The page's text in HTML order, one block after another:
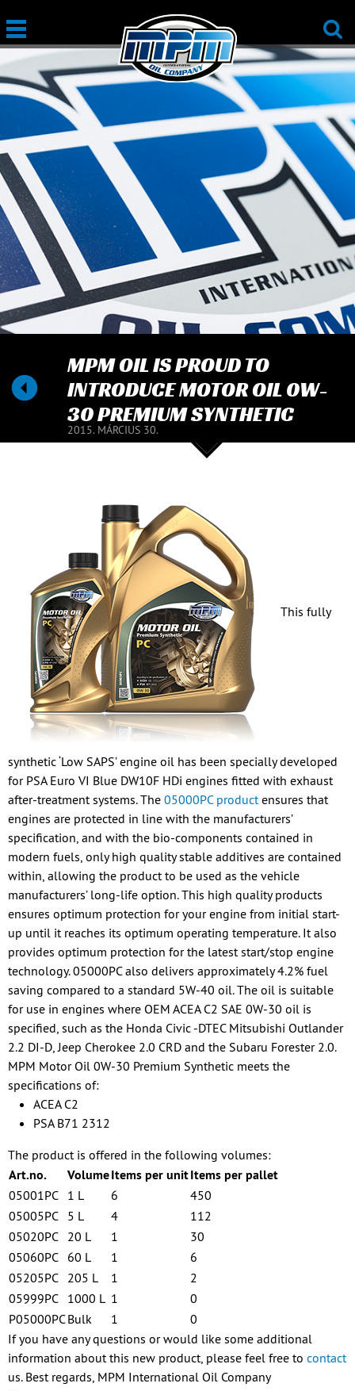
MPM OIL IS PROUD TO
INTRODUCE MOTOR OIL 0W-
30 PREMIUM SYNTHETIC
2015. MÁRCIUS 30.
This fully
synthetic ‘Low SAPS’ engine oil has been specially developed
for PSA Euro VI Blue DW10F HDi engines fitted with exhaust
after-treatment systems. The 05000PC productensures that
engines are protected in line with the manufacturers’
specification, and with the bio-components contained in
modern fuels, only high quality stable additives are contained
within, allowing the product to be used as the vehicle
manufacturers’ long-life option. This high quality products
ensures optimum protection for your engine from initial start-
up until it reaches its optimum operating temperature. It also
provides optimum protection for the latest start/stop engine
technology. 05000PC also delivers approximately 4.2% fuel
saving compared to a standard 5W-40 oil. The oil is suitable
for use in engines where OEM ACEA C2 SAE 0W-30 oil is
specified, such as the Honda Civic -DTEC Mitsubishi Outlander
2.2 DI-D, Jeep Cherokee 2.0 CRD and the Subaru Forester 2.0.
MPM Motor Oil 0W-30 Premium Synthetic meets the
specifications of:
ACEA C2
PSA B71 2312
The product is offered in the following volumes:
Art.no.
VolumeItems per unitItems per pallet
05001PC 1 L 6
450
05005PC 5 L 4
112
05020PC 20 L 1
30
05060PC 60 L 1
6
05205PC 205 L 1
2
05999PC 1000 L 1
0
P05000PCBulk 1
0
If you have any questions or would like some additional
information about this new product, please feel free to contact
us. Best regards, MPM International Oil Company